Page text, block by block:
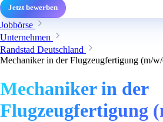
Jetzt bewerben
Jobbörse
Unternehmen
Randstad Deutschland
Mechaniker in der Flugzeugfertigung (m/
Mechaniker in der
Flugzeugfertigung